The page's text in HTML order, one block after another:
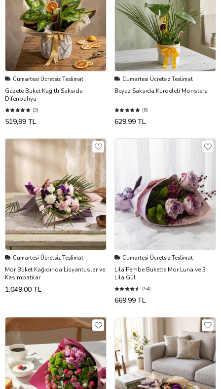
Cumartesi Ücretsiz Teslimat
Gazete Buket Kağıtlı Saksıda
Difenbahya
(3)
519,99 TL
Cumartesi Ücretsiz Teslimat
Beyaz Saksıda Kurdeleli Monstera
(8)
629,99 TL
Cumartesi Ücretsiz Teslimat
Mor Buket Kağıdında Lisyantuslar ve
Kasımpatılar
1.049,00 TL
Cumartesi Ücretsiz Teslimat
Lila Pembe Bukette Mor Luna ve 3
Lila Gül
(54)
669,99 TL